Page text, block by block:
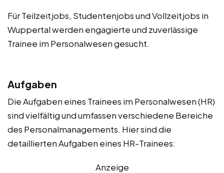
Für Teilzeitjobs, Studentenjobs und Vollzeitjobs in
Wuppertal werden engagierte und zuverlässige
Trainee im Personalwesen gesucht.
Aufgaben
Die Aufgaben eines Trainees im Personalwesen (HR)
sind vielfältig und umfassen verschiedene Bereiche
des Personalmanagements. Hier sind die
detaillierten Aufgaben eines HR-Trainees:
Anzeige